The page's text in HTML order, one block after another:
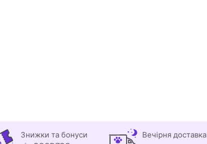
Знижки та бонуси
Вечірня доставка